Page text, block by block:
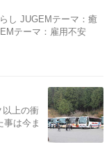
し JUGEMテーマ：癒
テーマ：雇用不安
上の衝
事は今ま